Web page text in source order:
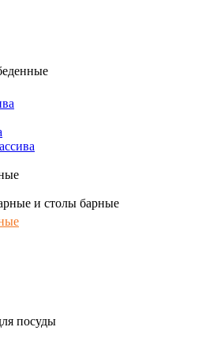
и столы барные
посуды